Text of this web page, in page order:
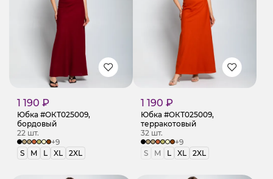
1 190 ₽
Юбка #ОКТ025009,
бордовый
22 шт.
+9
S
M L XL 2XL
1 190 ₽
Юбка #ОКТ025009,
терракотовый
32 шт.
+9
S
M L XL 2XL